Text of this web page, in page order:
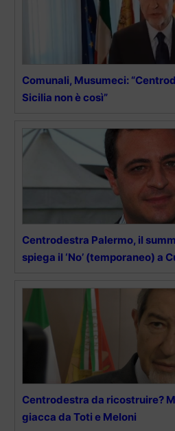
Comunali, Musumeci:
Sicilia non è così”
Centrodestra Palermo, il
spiega il ‘No’ (temporaneo) a
Centrodestra da ricostruire?
giacca da Toti e Meloni